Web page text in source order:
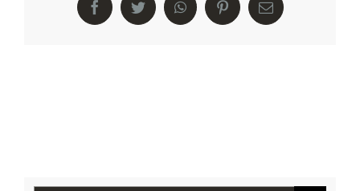
FacebookTwitterWhatsAppPinterest
E-
Mail